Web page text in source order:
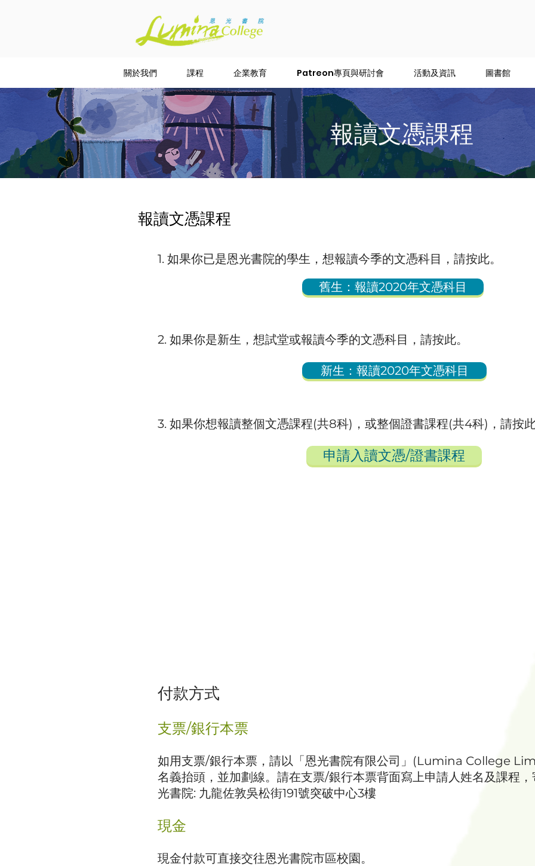
關於我們 課程 企業教育 Patreon專頁與研討會 活動及資訊 圖書館
報讀文憑課程
報讀文憑課程
1. 如果你已是恩光書院的學生，想報讀今季的文憑科目，請按此。
舊生：報讀2020年文憑科目
2. 如果你是新生，想試堂或報讀今季的文憑科目，請按此。
新生：報讀2020年文憑科目
3. 如果你想報讀整個文憑課程(共8科)，或整個證書課程(共4科)，請按
申請入讀文憑/證書課程
付款方式
支票/銀行本票
如用支票/銀行本票，請以「恩光書院有限公司」(Lumina College
名義抬頭，並加劃線。請在支票/銀行本票背面寫上申請人姓名及課程
光書院: 九龍佐敦吳松街191號突破中心3樓
現金
現金付款可直接交往恩光書院市區校園。